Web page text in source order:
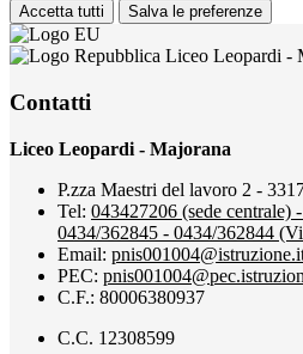
Accetta tutti Salva le preferenze
Liceo Leopardi -
Contatti
Liceo Leopardi - Majorana
P.zza Maestri del lavoro 2 -
Tel: 043427206 (sede
0434/362845 - 0434/362844
Email:
PEC:
C.F.: 80006380937
C.C. 12308599